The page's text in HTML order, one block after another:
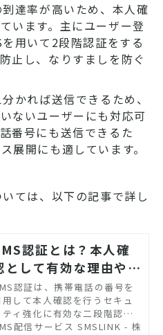
達率が高いため、本人確
います。主にユーザー登
用いて2段階認証をする
止し、なりすましを防ぐ
かれば送信できるため、
ないユーザーにも対応可
番号にも送信できるた
展開にも適しています。
ては、以下の記事で詳し
認証とは？本人確
として有効な理由やメ
ット、活用例について
説
認証は、携帯電話の番号を
用して本人確認を行うセキュ
ティ強化に有効な二段階認証
手法です。スマートフォンの
配信サービス SMSLINK - 株